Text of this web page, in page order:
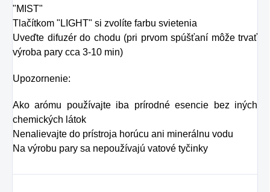
"MIST"
Tlačítkom "LIGHT" si zvolíte farbu svietenia
Uveďte difuzér do chodu (pri prvom spúšťaní môže trvať
výroba pary cca 3-10 min)
Upozornenie:
Ako arómu používajte iba prírodné esencie bez iných
chemických látok
Nenalievajte do prístroja horúcu ani minerálnu vodu
Na výrobu pary sa nepoužívajú vatové tyčinky